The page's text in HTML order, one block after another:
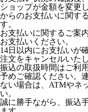
ショップが金額を変更
からのお支払いに関す
す。
お支払いに関するご案
お支払いください。
14日以内にお支払いが
注文をキャンセルいたし
振込の取扱時間はご利
予めご確認ください。
ない場合は、ATMやネ
い。
誠に勝手ながら、振込